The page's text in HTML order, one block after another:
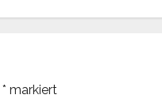
* markiert